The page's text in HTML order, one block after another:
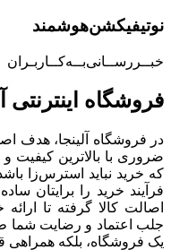
نوتیفیکشن‌هوشمند
خبــررســانی‌بــه‌کــاربـران
فروشگاه‌ اینترنتی‌
در فروشگاه آلینجا، هدف
ضروری با بالاترین کیفیت
که خرید نباید استرس‌زا
فرآیند خرید را برایتان
اصالت کالا گرفته تا
جلب اعتماد و رضایت شما
یک فروشگاه، بلکه همراهی